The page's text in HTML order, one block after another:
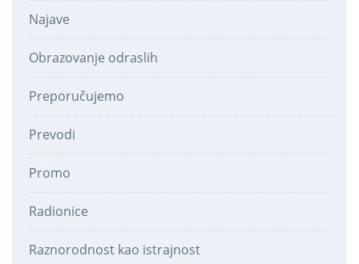
Najave
Obrazovanje odraslih
Preporučujemo
Prevodi
Promo
Radionice
Raznorodnost kao istrajnost